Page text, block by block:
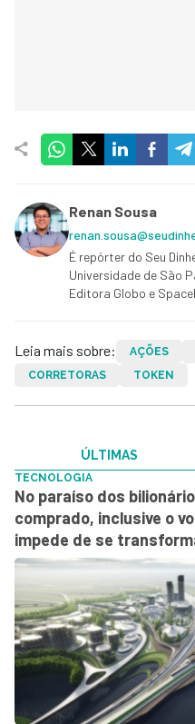
Renan Sousa
É repórter do Seu
Universidade de São
Editora Globo e
Leia mais sobre: AÇÕES
CORRETORAS
TOKEN
ÚLTIMAS
TECNOLOGIA
No paraíso dos
comprado, inclusive o
impede de se